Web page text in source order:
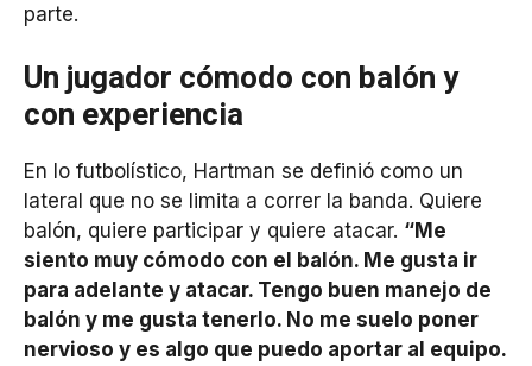
parte.
Un jugador cómodo con balón y
con experiencia
En lo futbolístico, Hartman se definió como un
lateral que no se limita a correr la banda. Quiere
balón, quiere participar y quiere atacar. “Me
siento muy cómodo con el balón. Me gusta ir
para adelante y atacar. Tengo buen manejo de
balón y me gusta tenerlo. No me suelo poner
nervioso y es algo que puedo aportar al equipo.